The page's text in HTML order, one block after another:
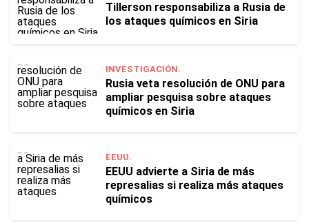
Tillerson responsabiliza a Rusia de
los ataques químicos en Siria
INVESTIGACIÓN.
Rusia veta resolución de ONU para
ampliar pesquisa sobre ataques
químicos en Siria
EEUU.
EEUU advierte a Siria de más
represalias si realiza más ataques
químicos